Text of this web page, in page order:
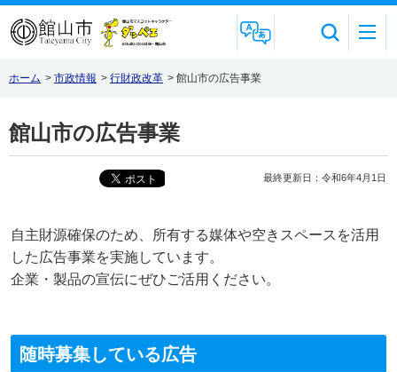
Foreign Language
ホーム > 市政情報 > 行財政改革 > 館山市の広告事業
館山市の広告事業
最終更新日：令和6年4月1日
自主財源確保のため、所有する媒体や空きスペースを活用
した広告事業を実施しています。
企業・製品の宣伝にぜひご活用ください。
随時募集している広告